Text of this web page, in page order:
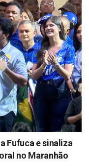
Fufuca e sinaliza
no Maranhão